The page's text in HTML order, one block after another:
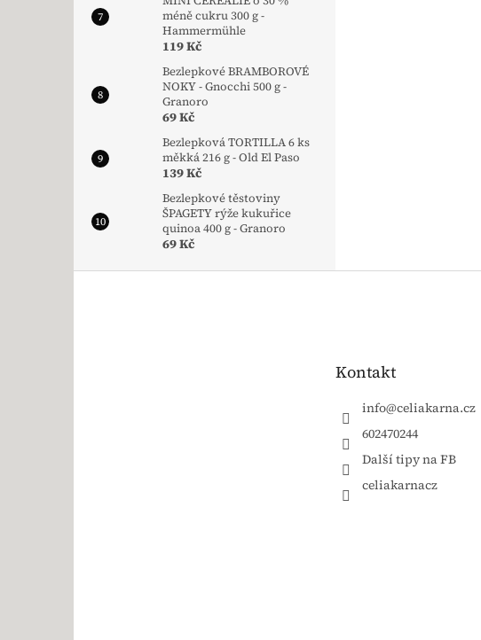
méně cukru 300 g -
Hammermühle
119 Kč
Bezlepkové BRAMBOROVÉ
NOKY - Gnocchi 500 g -
Granoro
69 Kč
Bezlepková TORTILLA 6 ks
měkká 216 g - Old El Paso
139 Kč
Bezlepkové těstoviny
ŠPAGETY rýže kukuřice
quinoa 400 g - Granoro
69 Kč
Kontakt
info@celiakarna.cz
602470244
Další tipy na FB
celiakarnacz